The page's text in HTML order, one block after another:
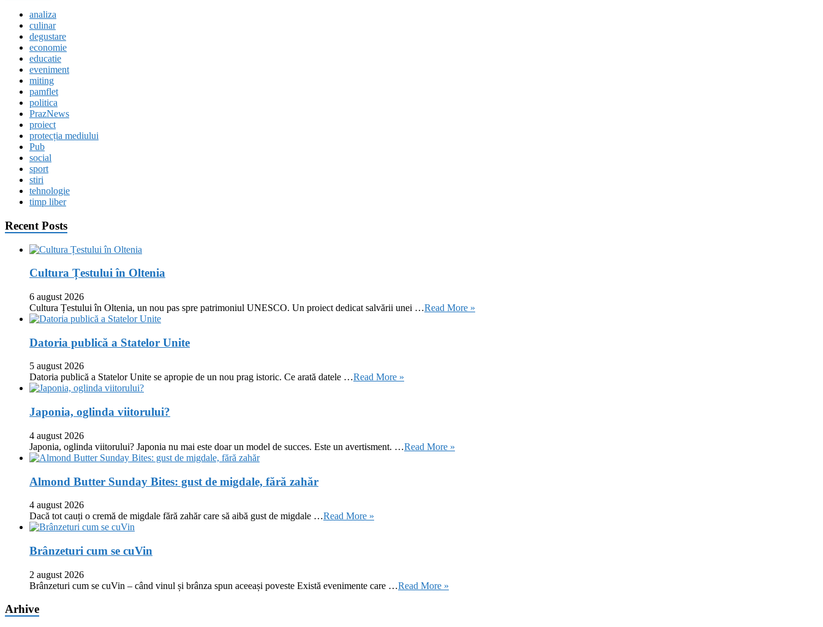
analiza
culinar
degustare
economie
educatie
eveniment
miting
pamflet
politica
PrazNews
proiect
protecția mediului
Pub
social
sport
stiri
tehnologie
timp liber
Recent Posts
Cultura Țestului în Oltenia
6 august 2026
Cultura Țestului în Oltenia, un nou pas spre patrimoniul UNESCO. Un proiect dedicat salvării unei …Read More »
Datoria publică a Statelor Unite
5 august 2026
Datoria publică a Statelor Unite se apropie de un nou prag istoric. Ce arată datele …Read More »
Japonia, oglinda viitorului?
4 august 2026
Japonia, oglinda viitorului? Japonia nu mai este doar un model de succes. Este un avertisment. …Read More »
Almond Butter Sunday Bites: gust de migdale, fără zahăr
4 august 2026
Dacă tot cauți o cremă de migdale fără zahăr care să aibă gust de migdale …Read More »
Brânzeturi cum se cuVin
2 august 2026
Brânzeturi cum se cuVin – când vinul și brânza spun aceeași poveste Există evenimente care …Read More »
Arhive